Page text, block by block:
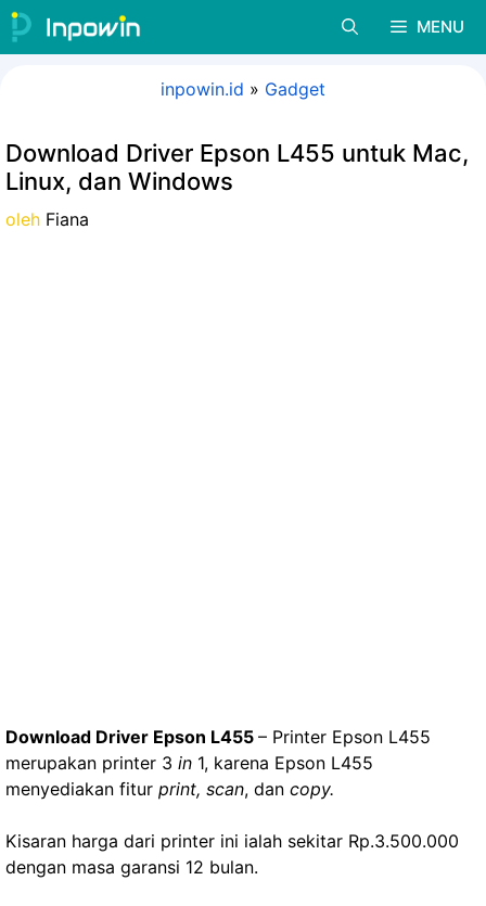
Langsung
ke
MENU
inpowin.id » Gadget
Download Driver Epson L455 untuk Mac,
Linux, dan Windows
oleh Fiana
Download Driver Epson L455 – Printer Epson L455
merupakan printer 3 in 1, karena Epson L455
menyediakan fitur print, scan, dan copy.
Kisaran harga dari printer ini ialah sekitar Rp.3.500.000
dengan masa garansi 12 bulan.